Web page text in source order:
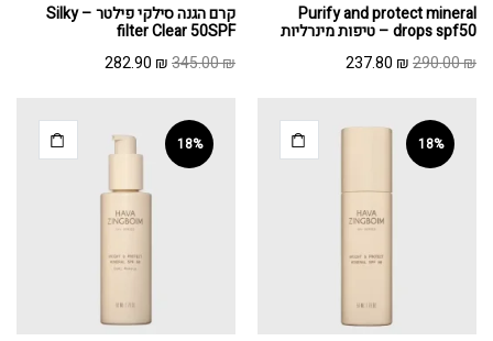
Purify and protect mineral
drops spf50 – טיפות מינרליות
290.00₪
המחיר
290.00 ₪.
237.80 ₪
המחיר
237.80 ₪.
קרם הגנה סילקי פילטר – Silky
filter Clear 50SPF
345.00₪
המחיר
345.00 ₪.
282.90 ₪
המחיר
282.90 ₪.
18%
18%